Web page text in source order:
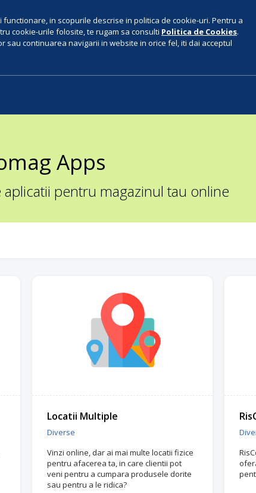
in scopurile descrise in politica de cookie-uri. Pentru a
cookie-urile folosite, te rugam sa consulti Politica de Cookies.
continuarea navigarii in website in orice fel, iti dai acceptul
Apps
pentru magazinul tau online
Locatii Multiple
Diverse
Vinzi online, dar ai mai multe locatii fizice
pentru afacerea ta, in care clientii pot
veni pentru a cumpara produsele dorite
sau pentru a le ridica?